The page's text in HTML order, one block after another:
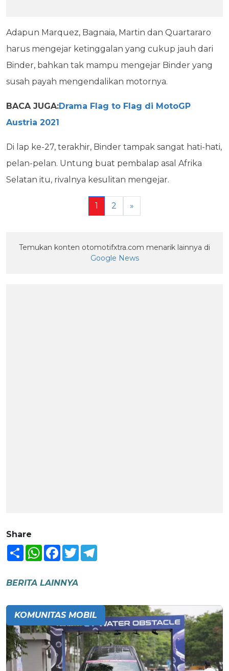
Adapun Marquez, Bagnaia, Martin dan Quartararo
harus mengejar ketinggalan yang cukup jauh dari
Binder, bahkan tak mampu mengejar Binder yang
susah payah mengendalikan motornya.
BACA JUGA:Drama Flag to Flag di MotoGP
Austria 2021
Di lap ke-27, terakhir, Binder tampak sangat hati-hati,
pelan-pelan. Untung buat pembalap asal Afrika
Selatan itu, rivalnya kesulitan mengejar.
1 2 »
Temukan konten otomotifxtra.com menarik lainnya di
Google News
Share
Share WhatsAppFacebook
Twitter
BERITA LAINNYA
KOMUNITAS MOBIL